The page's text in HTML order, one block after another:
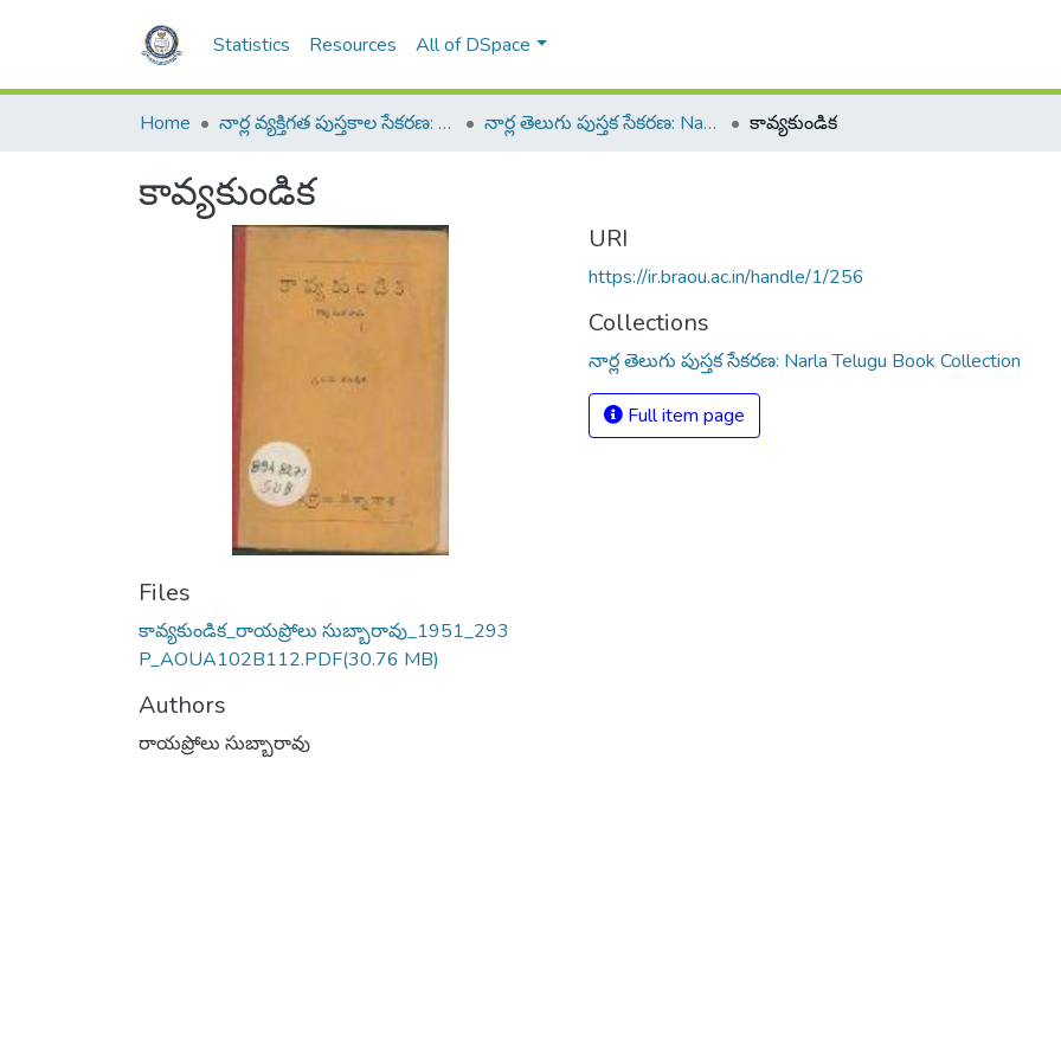
Statistics Resources All of DSpace
Home నార్ల వ్యక్తిగత పుస్తకాల సేకరణ: Narla Personal Collection of Books నార్ల తెలుగు పుస్తక సేకరణ: Narla Telugu Book Collection కావ్యకుండిక
కావ్యకుండిక
Files
కావ్యకుండిక_రాయప్రోలు సుబ్బారావు_1951_293
P_AOUA102B112.PDF(30.76 MB)
Authors
రాయప్రోలు సుబ్బారావు
URI
https://ir.braou.ac.in/handle/1/256
Collections
నార్ల తెలుగు పుస్తక సేకరణ: Narla Telugu Book Collection
Full item page